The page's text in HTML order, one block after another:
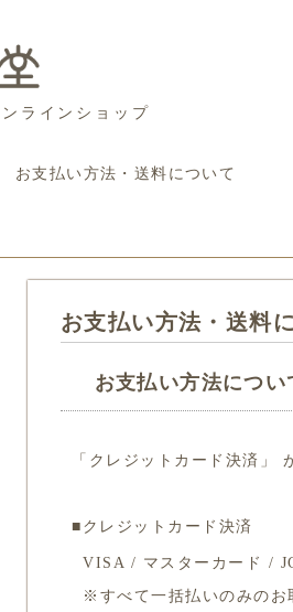
ラインショップ
支払い方法・送料について
お支払い方法・送料
お支払い方法につい
「クレジットカード決済」
■クレジットカード決済
VISA / マスターカード /
※すべて一括払いのみのお